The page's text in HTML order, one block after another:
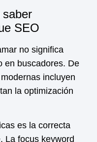
SEO
no significa
en buscadores. De
incluyen
la optimización
es la correcta
La focus keyword